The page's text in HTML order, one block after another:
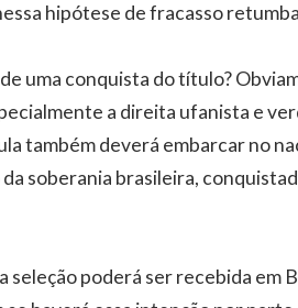
hipótese de fracasso
de uma conquista do título?
a direita ufanista e
também deverá embarcar no
da soberania brasileira,
seleção poderá ser recebida